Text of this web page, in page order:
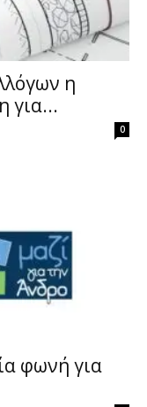
η
για...
0
φωνή για